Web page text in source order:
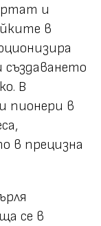
и
в
В
пионери в
в прецизна
се в